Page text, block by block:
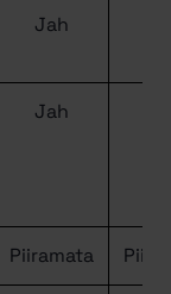
Jah
Jah
Piiramata